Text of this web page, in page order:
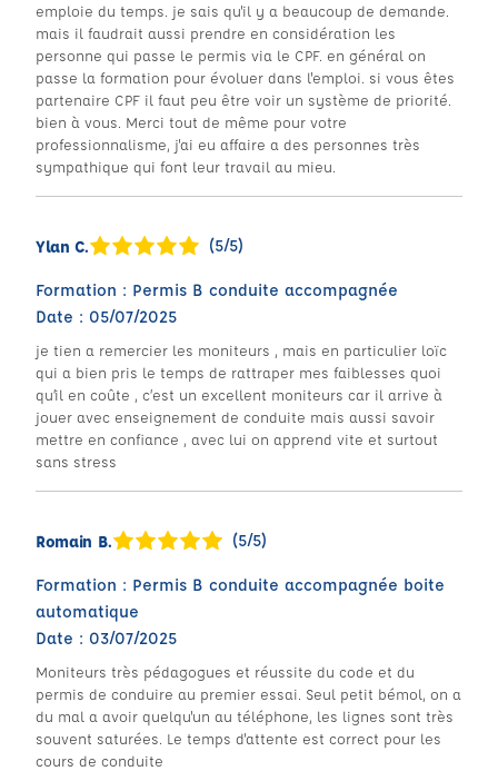
emploie du temps. je sais qu'il y a beaucoup de demande.
mais il faudrait aussi prendre en considération les
personne qui passe le permis via le CPF. en général on
passe la formation pour évoluer dans l'emploi. si vous êtes
partenaire CPF il faut peu être voir un système de priorité.
bien à vous. Merci tout de même pour votre
professionnalisme, j'ai eu affaire a des personnes très
sympathique qui font leur travail au mieu.
Ylan C. (5/5)
Formation : Permis B conduite accompagnée
Date : 05/07/2025
je tien a remercier les moniteurs , mais en particulier loïc
qui a bien pris le temps de rattraper mes faiblesses quoi
qu’il en coûte , c’est un excellent moniteurs car il arrive à
jouer avec enseignement de conduite mais aussi savoir
mettre en confiance , avec lui on apprend vite et surtout
sans stress
Romain B. (5/5)
Formation : Permis B conduite accompagnée boite
automatique
Date : 03/07/2025
Moniteurs très pédagogues et réussite du code et du
permis de conduire au premier essai. Seul petit bémol, on a
du mal a avoir quelqu'un au téléphone, les lignes sont très
souvent saturées. Le temps d'attente est correct pour les
cours de conduite